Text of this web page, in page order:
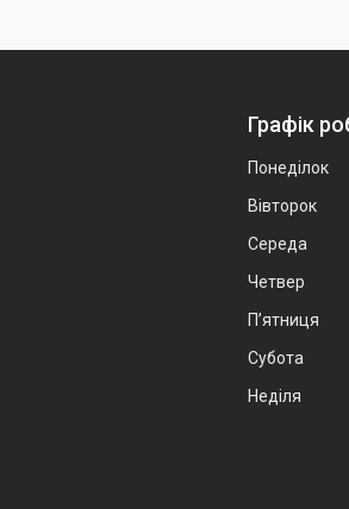
Графік
Понеділок
Вівторок
Середа
Четвер
Пʼятниця
Субота
Неділя